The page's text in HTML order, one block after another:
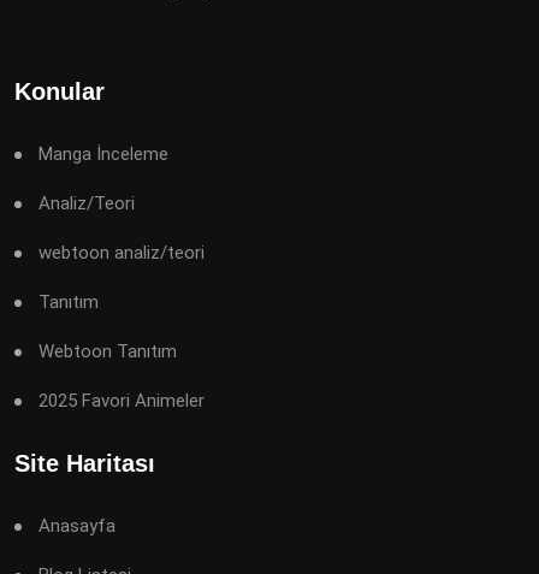
Konular
Manga İnceleme
Analiz/Teori
webtoon analiz/teori
Tanıtım
Webtoon Tanıtım
2025 Favori Animeler
Site Haritası
Anasayfa